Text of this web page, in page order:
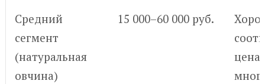
Средний
сегмент
(натуральная
овчина)
15 000–60 000 руб.